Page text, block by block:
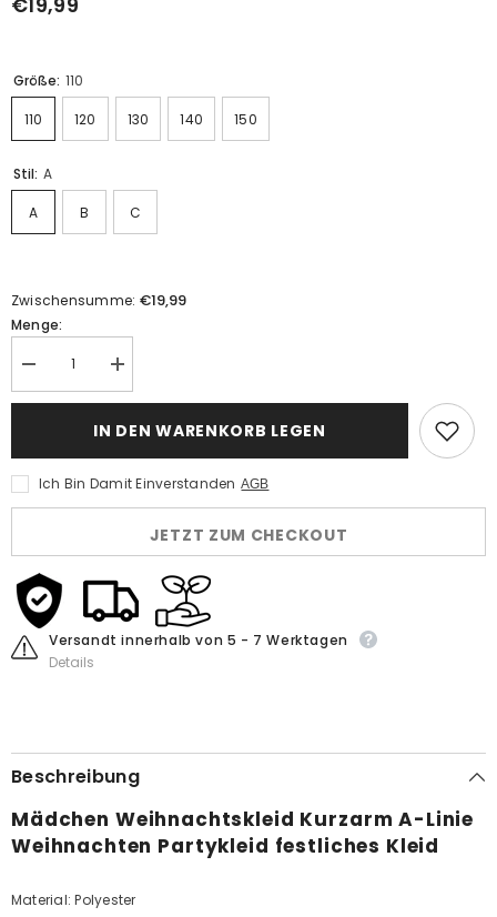
Größe: 110
110 120 130 140 150
Stil: A
A B C
Zwischensumme: €19,99
Menge:
verringern
für
Weihnachtskleid
Kurzarm
A-
Linie
Weihnachten
Kleid
Menge
erhöhen
für
Mädchen
Weihnachtskleid
Kurzarm
Linie
Weihnachten
festliches
Kleid
IN DEN WARENKORB LEGEN
Ich Bin Damit Einverstanden AGB
JETZT ZUM CHECKOUT
Versandt innerhalb von 5 - 7 Werktagen
Details
Beschreibung
Mädchen Weihnachtskleid Kurzarm A-Linie
Weihnachten Partykleid festliches Kleid
Material: Polyester